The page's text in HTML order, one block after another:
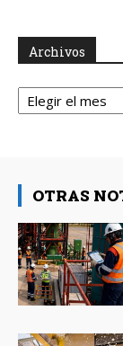
Archivos
Archivos
OTRAS